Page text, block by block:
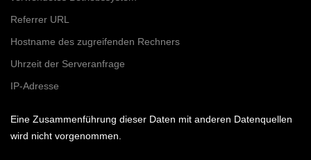
Referrer URL
Hostname des zugreifenden Rechners
Uhrzeit der Serveranfrage
IP-Adresse
Eine Zusammenführung dieser Daten mit anderen Datenquellen
wird nicht vorgenommen.